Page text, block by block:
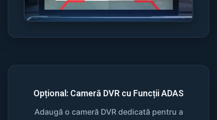
Opțional: Cameră DVR cu Funcții ADAS
Adaugă o cameră DVR dedicată pentru a